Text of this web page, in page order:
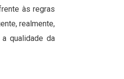
às regras
realmente,
qualidade da